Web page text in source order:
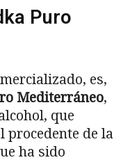
Puro
es,
Mediterráneo,
que
procedente de la
ha sido